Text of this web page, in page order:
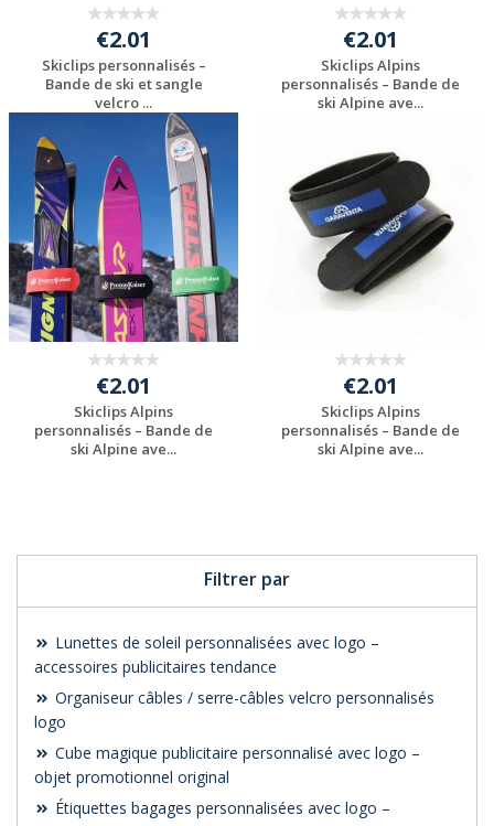
Filtrer par
Lunettes de soleil personnalisées avec logo –
accessoires publicitaires tendance
Organiseur câbles / serre-câbles velcro personnalisés
logo
Cube magique publicitaire personnalisé avec logo –
objet promotionnel original
Étiquettes bagages personnalisées avec logo –
€2.01
Skiclips personnalisés –
Bande de ski et sangle
velcro ...
Personnaliser avec
votre logo
€2.01
Skiclips Alpins
personnalisés – Bande de
ski Alpine ave...
votre logo
€2.01
Skiclips Alpins
personnalisés – Bande de
ski Alpine ave...
€2.01
Skiclips Alpins
personnalisés – Bande de
ski Alpine ave...